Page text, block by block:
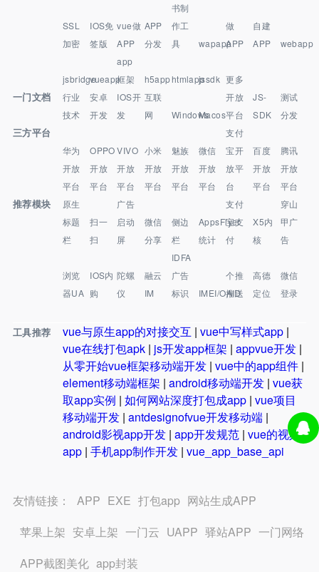
SSL
加密
IOS免
签版
vue做
APP
APP
分发
书制
作工
具
wapapp
做
APP
自建
APP
webapp
jsbridgevueapp
app
框架
h5apphtmlappjssdk 更多
一门文档
行业
技术
安卓
开发
IOS开
发
互联
网
WindowsMacos
开放
平台
JS-
SDK
测试
分发
三方平台
华为
开放
平台
OPPO
开放
平台
VIVO
开放
平台
小米
开放
平台
魅族
开放
平台
微信
开放
平台
支付
宝开
放平
台
百度
开放
平台
腾讯
开放
平台
推荐模块
原生
标题
栏
扫一
扫
广告
启动
屏
微信
分享
侧边
栏
AppsFlyer
统计
支付
宝支
付
X5内
核
穿山
甲广
告
浏览
器UA
IOS内
购
陀螺
仪
融云
IM
IDFA
广告
标识
IMEI/OAID
个推
推送
高德
定位
微信
登录
工具推荐 vue与原生app的对接交互 | vue中写样式app |
vue在线打包apk | js开发app框架 | appvue开发 |
从零开始vue框架移动端开发 | vue中的app组件 |
element移动端框架 | android移动端开发 | vue获
取app实例 | 如何网站深度打包成app | vue项目
移动端开发 | antdesignofvue开发移动端 |
android影视app开发 | app开发规范 | vue的视频
app | 手机app制作开发 | vue_app_base_api
友情链接： APP EXE 打包app 网站生成APP
苹果上架 安卓上架 一门云 UAPP 驿站APP 一门网络
APP截图美化 app封装